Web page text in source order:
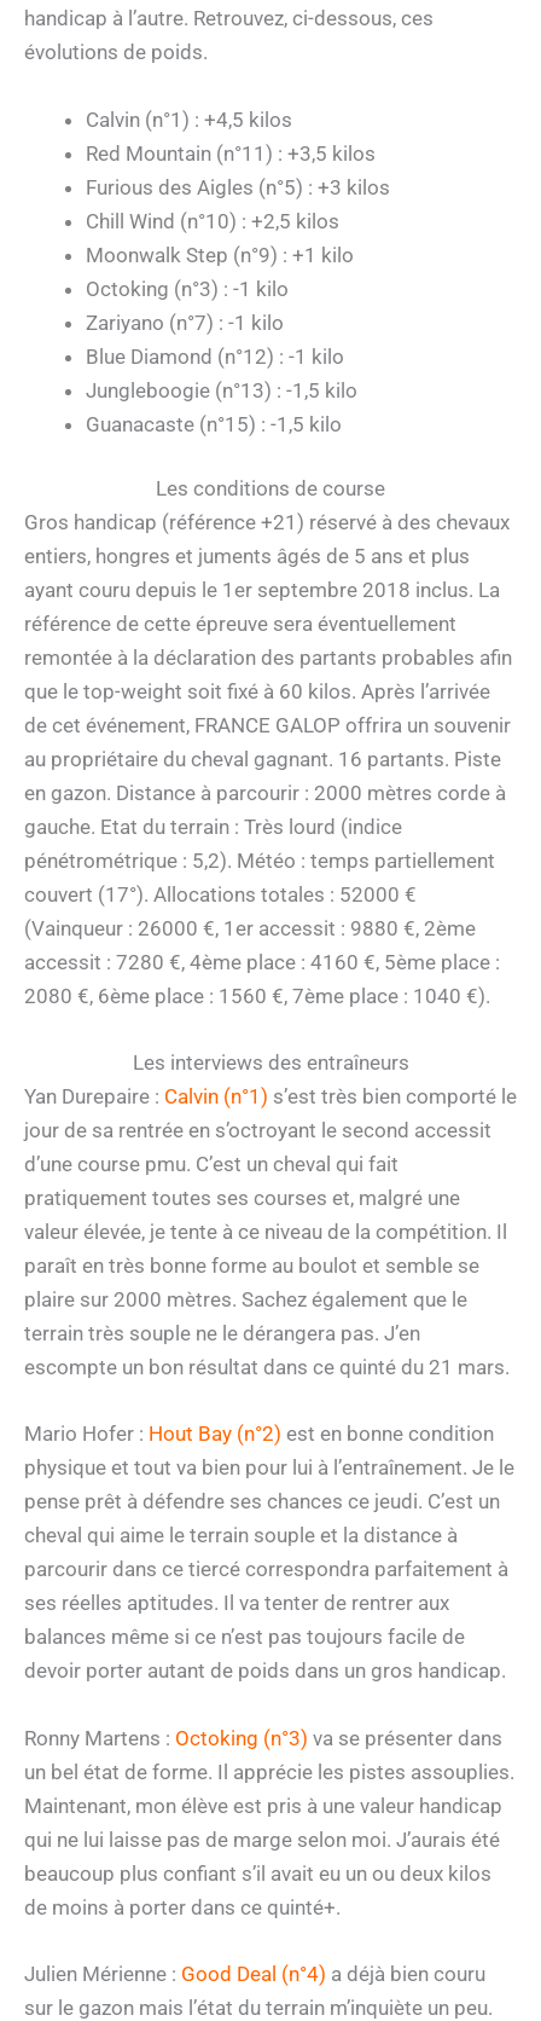
handicap à l’autre. Retrouvez, ci-dessous, ces
évolutions de poids.
Calvin (n°1) : +4,5 kilos
Red Mountain (n°11) : +3,5 kilos
Furious des Aigles (n°5) : +3 kilos
Chill Wind (n°10) : +2,5 kilos
Moonwalk Step (n°9) : +1 kilo
Octoking (n°3) : -1 kilo
Zariyano (n°7) : -1 kilo
Blue Diamond (n°12) : -1 kilo
Jungleboogie (n°13) : -1,5 kilo
Guanacaste (n°15) : -1,5 kilo
Les conditions de course
Gros handicap (référence +21) réservé à des chevaux
entiers, hongres et juments âgés de 5 ans et plus
ayant couru depuis le 1er septembre 2018 inclus. La
référence de cette épreuve sera éventuellement
remontée à la déclaration des partants probables afin
que le top-weight soit fixé à 60 kilos. Après l’arrivée
de cet événement, FRANCE GALOP offrira un souvenir
au propriétaire du cheval gagnant. 16 partants. Piste
en gazon. Distance à parcourir : 2000 mètres corde à
gauche. Etat du terrain : Très lourd (indice
pénétrométrique : 5,2). Météo : temps partiellement
couvert (17°). Allocations totales : 52000 €
(Vainqueur : 26000 €, 1er accessit : 9880 €, 2ème
accessit : 7280 €, 4ème place : 4160 €, 5ème place :
2080 €, 6ème place : 1560 €, 7ème place : 1040 €).
Les interviews des entraîneurs
Yan Durepaire : Calvin (n°1) s’est très bien comporté le
jour de sa rentrée en s’octroyant le second accessit
d’une course pmu. C’est un cheval qui fait
pratiquement toutes ses courses et, malgré une
valeur élevée, je tente à ce niveau de la compétition. Il
paraît en très bonne forme au boulot et semble se
plaire sur 2000 mètres. Sachez également que le
terrain très souple ne le dérangera pas. J’en
escompte un bon résultat dans ce quinté du 21 mars.
Mario Hofer : Hout Bay (n°2) est en bonne condition
physique et tout va bien pour lui à l’entraînement. Je le
pense prêt à défendre ses chances ce jeudi. C’est un
cheval qui aime le terrain souple et la distance à
parcourir dans ce tiercé correspondra parfaitement à
ses réelles aptitudes. Il va tenter de rentrer aux
balances même si ce n’est pas toujours facile de
devoir porter autant de poids dans un gros handicap.
Ronny Martens : Octoking (n°3) va se présenter dans
un bel état de forme. Il apprécie les pistes assouplies.
Maintenant, mon élève est pris à une valeur handicap
qui ne lui laisse pas de marge selon moi. J’aurais été
beaucoup plus confiant s’il avait eu un ou deux kilos
de moins à porter dans ce quinté+.
Julien Mérienne : Good Deal (n°4) a déjà bien couru
sur le gazon mais l’état du terrain m’inquiète un peu.